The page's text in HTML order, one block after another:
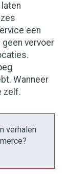
een
vervoer
Wanneer
zelf.
verhalen